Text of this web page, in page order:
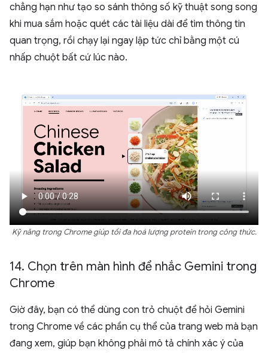
chẳng hạn như tạo so sánh thông số kỹ thuật song song
khi mua sắm hoặc quét các tài liệu dài để tìm thông tin
quan trọng, rồi chạy lại ngay lập tức chỉ bằng một cú
nhấp chuột bất cứ lúc nào.
Kỹ năng trong Chrome giúp tối đa hoá lượng protein trong công thức.
14. Chọn trên màn hình để nhắc Gemini trong
Chrome
Giờ đây, bạn có thể dùng con trỏ chuột để hỏi Gemini
trong Chrome về các phần cụ thể của trang web mà bạn
đang xem, giúp bạn không phải mô tả chính xác ý của